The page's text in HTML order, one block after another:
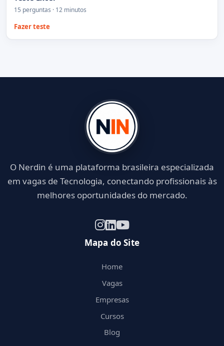
15 perguntas · 12 minutos
Fazer teste
O Nerdin é uma plataforma brasileira especializada
em vagas de Tecnologia, conectando profissionais às
melhores oportunidades do mercado.
Mapa do Site
Home
Vagas
Empresas
Cursos
Blog